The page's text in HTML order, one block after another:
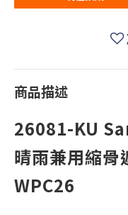
商品描述
26081-KU
晴雨兼用縮骨
WPC26